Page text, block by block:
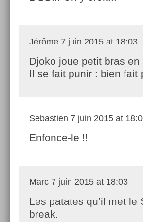
Jérôme 7 juin 2015 at 18:03
Djoko joue petit bras
Il se fait punir : bien fait
Sebastien 7 juin 2015 at
Enfonce-le !!
Marc 7 juin 2015 at 18:03
Les patates qu’il met
break.